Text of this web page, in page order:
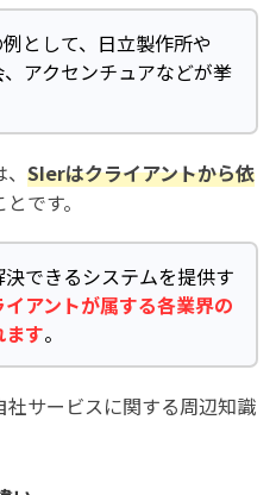
として、日立製作所や
アクセンチュアなどが挙
SIerはクライアントから依
とです。
できるシステムを提供す
イアントが属する各業界の
す。
サービスに関する周辺知識